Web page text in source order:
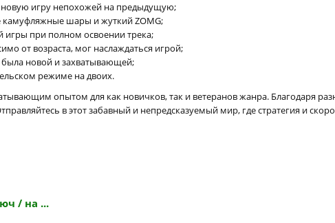
новую игру непохожей на предыдущую;
шары и жуткий ZOMG;
при полном освоении трека;
от возраста, мог наслаждаться игрой;
новой и захватывающей;
режиме на двоих.
опытом для как новичков, так и ветеранов жанра. Благодаря
в этот забавный и непредсказуемый мир, где стратегия и
/ на ...